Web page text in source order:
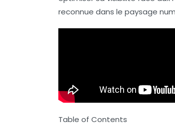
reconnue dans le paysage
Table of Contents